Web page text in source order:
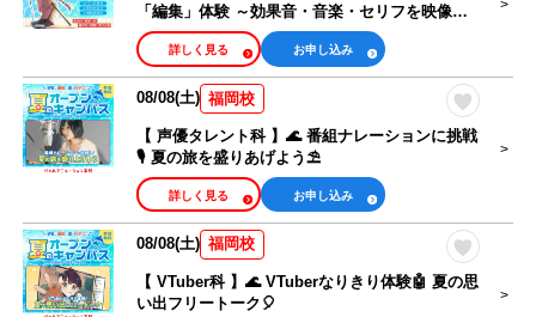
「編集」体験 ～効果音・音楽・セリフを映像に
合わせよう～
お申し込み
詳しく見る
08/08(土) 福岡校
【 声優タレント科 】🌊 番組ナレーションに挑戦
🎙 夏の旅を盛りあげよう⛱
お申し込み
詳しく見る
08/08(土) 福岡校
【 VTuber科 】🌊 VTuberなりきり体験🤖 夏の思
い出フリートーク🎈